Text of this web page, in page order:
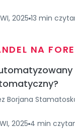
2025 13 min
NA
Borjana
2025 4 min